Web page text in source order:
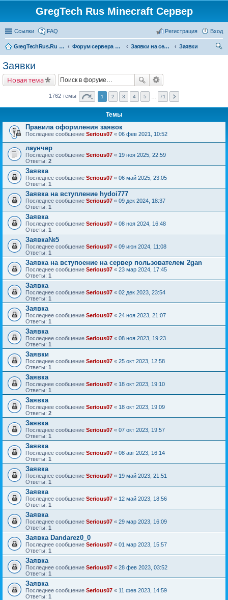
GregTech Rus Minecraft Сервер
Ссылки FAQ Вход
Регистрация
GregTechRus.Ru - На главную Форум сервера Minecraft Gregtech 1.7.10 Заявки на сервер GregTechRus
Заявки
Заявки
Новая тема
1762 темы 1 2 3 4 5 71
Темы
Правила оформления заявок
Последнее сообщение Serious07 « 06 фев 2021, 10:52
лаунчер
Последнее сообщение Serious07 « 19 ноя 2025, 22:59
Ответы: 2
Заявка
Последнее сообщение Serious07 « 06 май 2025, 23:05
Ответы: 1
Заявка на вступление hydoi777
Последнее сообщение Serious07 « 09 дек 2024, 18:37
Ответы: 1
Заявка
Последнее сообщение Serious07 « 08 ноя 2024, 16:48
Ответы: 1
Заявка№5
Последнее сообщение Serious07 « 09 июн 2024, 11:08
Ответы: 1
Заявка на вступоение на сервер пользователем 2gan
Последнее сообщение Serious07 « 23 мар 2024, 17:45
Ответы: 1
Заявка
Последнее сообщение Serious07 « 02 дек 2023, 23:54
Ответы: 1
Заявка
Последнее сообщение Serious07 « 24 ноя 2023, 21:07
Ответы: 1
Заявка
Последнее сообщение Serious07 « 08 ноя 2023, 19:23
Ответы: 1
Заявки
Последнее сообщение Serious07 « 25 окт 2023, 12:58
Ответы: 1
Заявка
Последнее сообщение Serious07 « 18 окт 2023, 19:10
Ответы: 1
Заявка
Последнее сообщение Serious07 « 18 окт 2023, 19:09
Ответы: 2
Заявка
Последнее сообщение Serious07 « 07 окт 2023, 19:57
Ответы: 1
Заявка
Последнее сообщение Serious07 « 08 авг 2023, 16:14
Ответы: 1
Заявка
Последнее сообщение Serious07 « 19 май 2023, 21:51
Ответы: 1
Заявка
Последнее сообщение Serious07 « 12 май 2023, 18:56
Ответы: 1
Заявка
Последнее сообщение Serious07 « 29 мар 2023, 16:09
Ответы: 1
Заявка Dandarez0_0
Последнее сообщение Serious07 « 01 мар 2023, 15:57
Ответы: 1
Заявка
Последнее сообщение Serious07 « 28 фев 2023, 03:52
Ответы: 1
Заявка
Последнее сообщение Serious07 « 11 фев 2023, 14:59
Ответы: 1